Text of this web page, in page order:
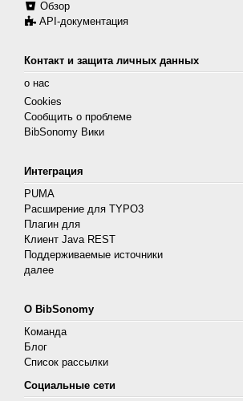
Обзор
API-документация
Контакт и защита личных данных
о нас
Cookies
Сообщить о проблеме
BibSonomy Вики
Интеграция
PUMA
Расширение для TYPO3
Плагин для
Клиент Java REST
Поддерживаемые источники
далее
О BibSonomy
Команда
Блог
Список рассылки
Социальные сети